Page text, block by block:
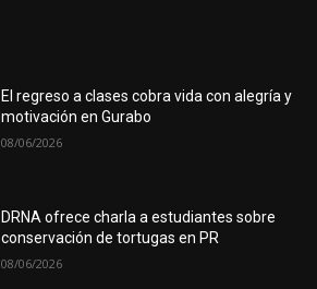
El regreso a clases cobra vida con alegría y
motivación en Gurabo
08/06/2026
DRNA ofrece charla a estudiantes sobre
conservación de tortugas en PR
08/06/2026